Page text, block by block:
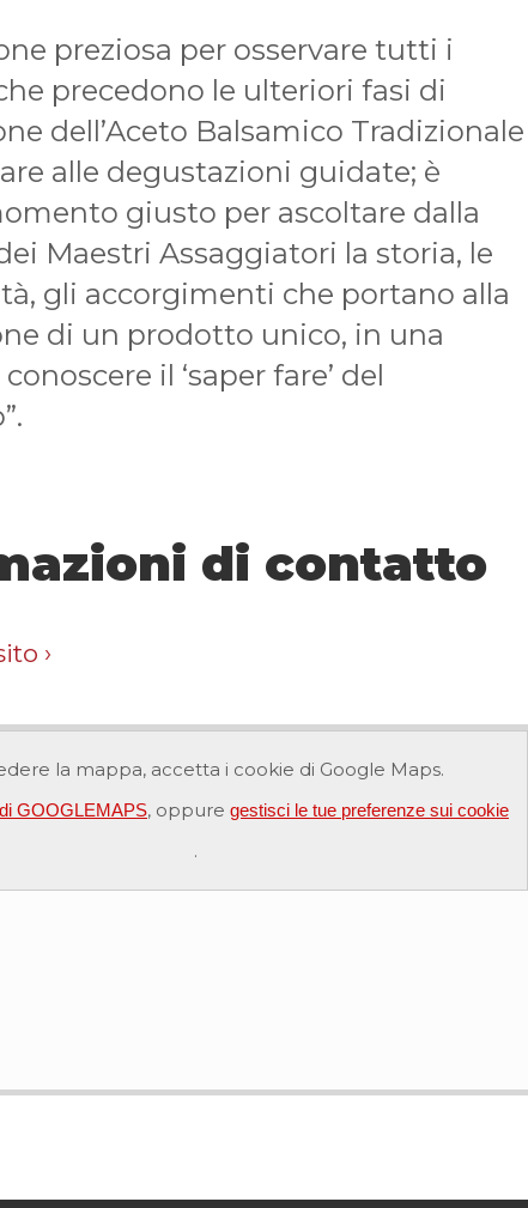
preziosa per osservare tutti i
precedono le ulteriori fasi di
dell’Aceto Balsamico Tradizionale
alle degustazioni guidate; è
giusto per ascoltare dalla
Maestri Assaggiatori la storia, le
gli accorgimenti che portano alla
di un prodotto unico, in una
il ‘saper fare’ del
di contatto
›
la mappa, accetta i cookie di Google Maps.
GOOGLEMAPS, oppure gestisci le tue preferenze sui cookie
.